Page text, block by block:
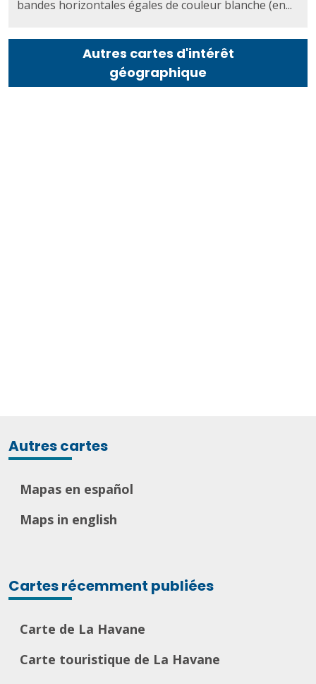
bandes horizontales égales de couleur blanche (en...
Autres cartes d'intérêt
géographique
Autres cartes
Mapas en español
Maps in english
Cartes récemment publiées
Carte de La Havane
Carte touristique de La Havane